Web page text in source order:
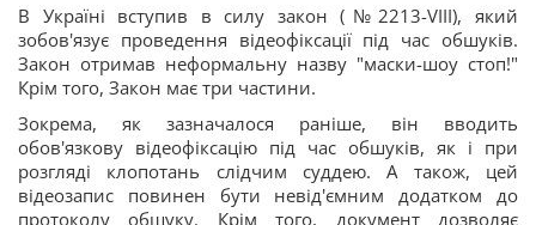
В Україні вступив в силу закон (№2213-VIII), який
зобов'язує проведення відеофіксації під час обшуків.
Закон отримав неформальну назву "маски-шоу стоп!"
Крім того, Закон має три частини.
Зокрема, як зазначалося раніше, він вводить
обов'язкову відеофіксацію під час обшуків, як і при
розгляді клопотань слідчим суддею. А також, цей
відеозапис повинен бути невід'ємним додатком до
протоколу обшуку. Крім того, документ дозволяє